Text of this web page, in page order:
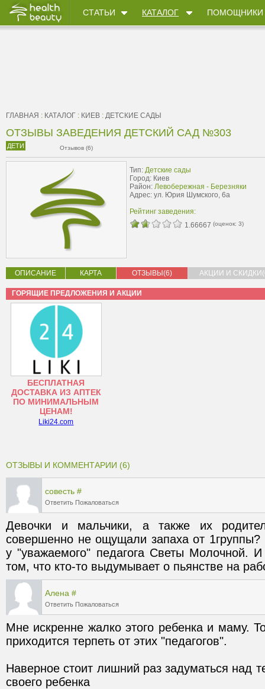
СТАТЬИ КАТАЛОГ ПОМОЩНИКИ
ГЛАВНАЯ : КАТАЛОГ : КИЕВ : ДЕТСКИЕ САДЫ
ОТЗЫВЫ ЗАВЕДЕНИЯ ДЕТСКИЙ САД №303
ДЕТИ Отзывов (6)
Тип: Детские сады
Город: Киев
Район: Левобережная - Березняки
Адрес: ул. Юрия Шумского, 6а
Рейтинг заведения:
1.66667 (оценок: 3)
ОПИСАНИЕ КАРТА ОТЗЫВЫ(6) АКЦИИ И
ГОРЯЩИЕ ПРЕДЛОЖЕНИЯ И АКЦИИ
БЕСПЛАТНАЯ
ДОСТАВКА ИЗ АПТЕК
ПО МИНИМАЛЬНЫМ
ЦЕНАМ!
Liki24.com
ОТЗЫВЫ И КОММЕНТАРИИ (6)
совесть #
Ответить Пожаловаться
Девочки и мальчики, а также их
совершенно не ощущали запаха от
у "уважаемого" педагога Светы Молочной.
том, что кто-то выдумывает о пьянстве на
Алена #
Ответить Пожаловаться
Мне искренне жалко этого ребенка и маму.
Наверное стоит лишний раз задуматься над
своего ребенка